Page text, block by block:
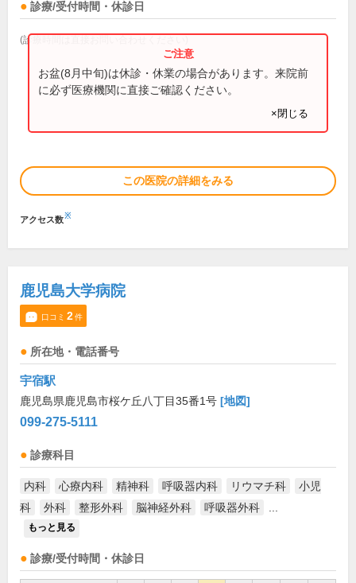
診療/受付時間・休診日
(診療時間は直接お問い合わせください)
お盆(8月中旬)は休診・休業の場合があります。来院前
に必ず医療機関に直接ご確認ください。
×閉じる
この医院の詳細をみる
アクセス数※
鹿児島大学病院
口コミ 2件
所在地・電話番号
宇宿駅
鹿児島県鹿児島市桜ケ丘八丁目35番1号 [地図]
099-275-5111
診療科目
内科 心療内科 精神科 呼吸器内科 リウマチ科
小児
科
外科 整形外科 脳神経外科 呼吸器外科
もっと見る
診療/受付時間・休診日